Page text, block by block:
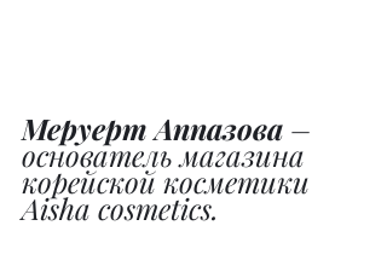
Меруерт Аппазова –
основатель магазина
корейской косметики
Aisha cosmetics.